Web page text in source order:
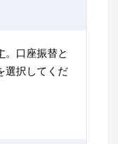
。口座振替と
選択してくだ